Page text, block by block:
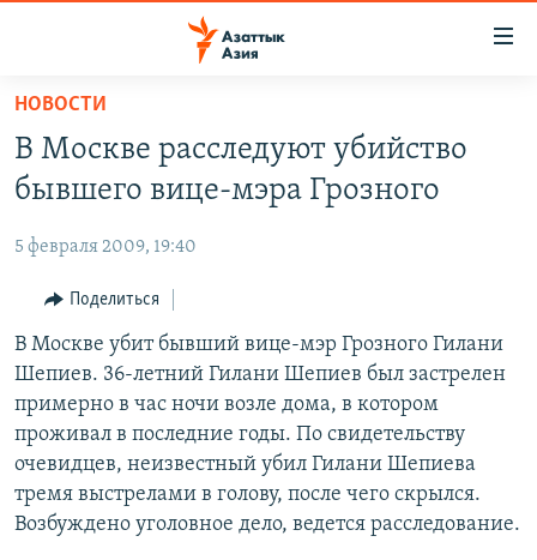
Вернуться
основному
содержанию
навигации
Вернутся
поиску
УЗБЕКИСТАН
ТАДЖИКИСТАН
НОВОСТИ
НА ДРУГИХ ЯЗЫКАХ
ҚАЗАҚША
КЫРГЫЗЧА
ТОҶИКӢ
TÜRKMENÇE
Все сайты РСЕ/РС
НОВОСТИ
В Москве расследуют убийство
бывшего вице-мэра Грозного
5 февраля 2009, 19:40
Поделиться
В Москве убит бывший вице-мэр Грозного Гилани
Шепиев. 36-летний Гилани Шепиев был застрелен
примерно в час ночи возле дома, в котором
проживал в последние годы. По свидетельству
очевидцев, неизвестный убил Гилани Шепиева
тремя выстрелами в голову, после чего скрылся.
Возбуждено уголовное дело, ведется расследование.